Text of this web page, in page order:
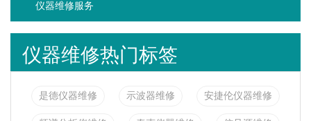
仪器维修服务
仪器维修热门标签
是德仪器维修 示波器维修 安捷伦仪器维修